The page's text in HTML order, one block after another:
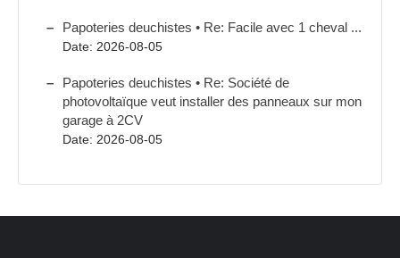
Papoteries deuchistes • Re: Facile avec 1 cheval ...
Date: 2026-08-05
Papoteries deuchistes • Re: Société de
photovoltaïque veut installer des panneaux sur mon
garage à 2CV
Date: 2026-08-05